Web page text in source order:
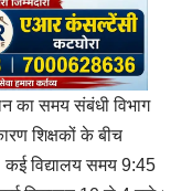
का समय संबंधी विभाग
शिक्षकों के बीच
विद्यालय समय 9:45